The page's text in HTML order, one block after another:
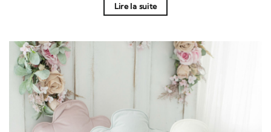
Lire la suite